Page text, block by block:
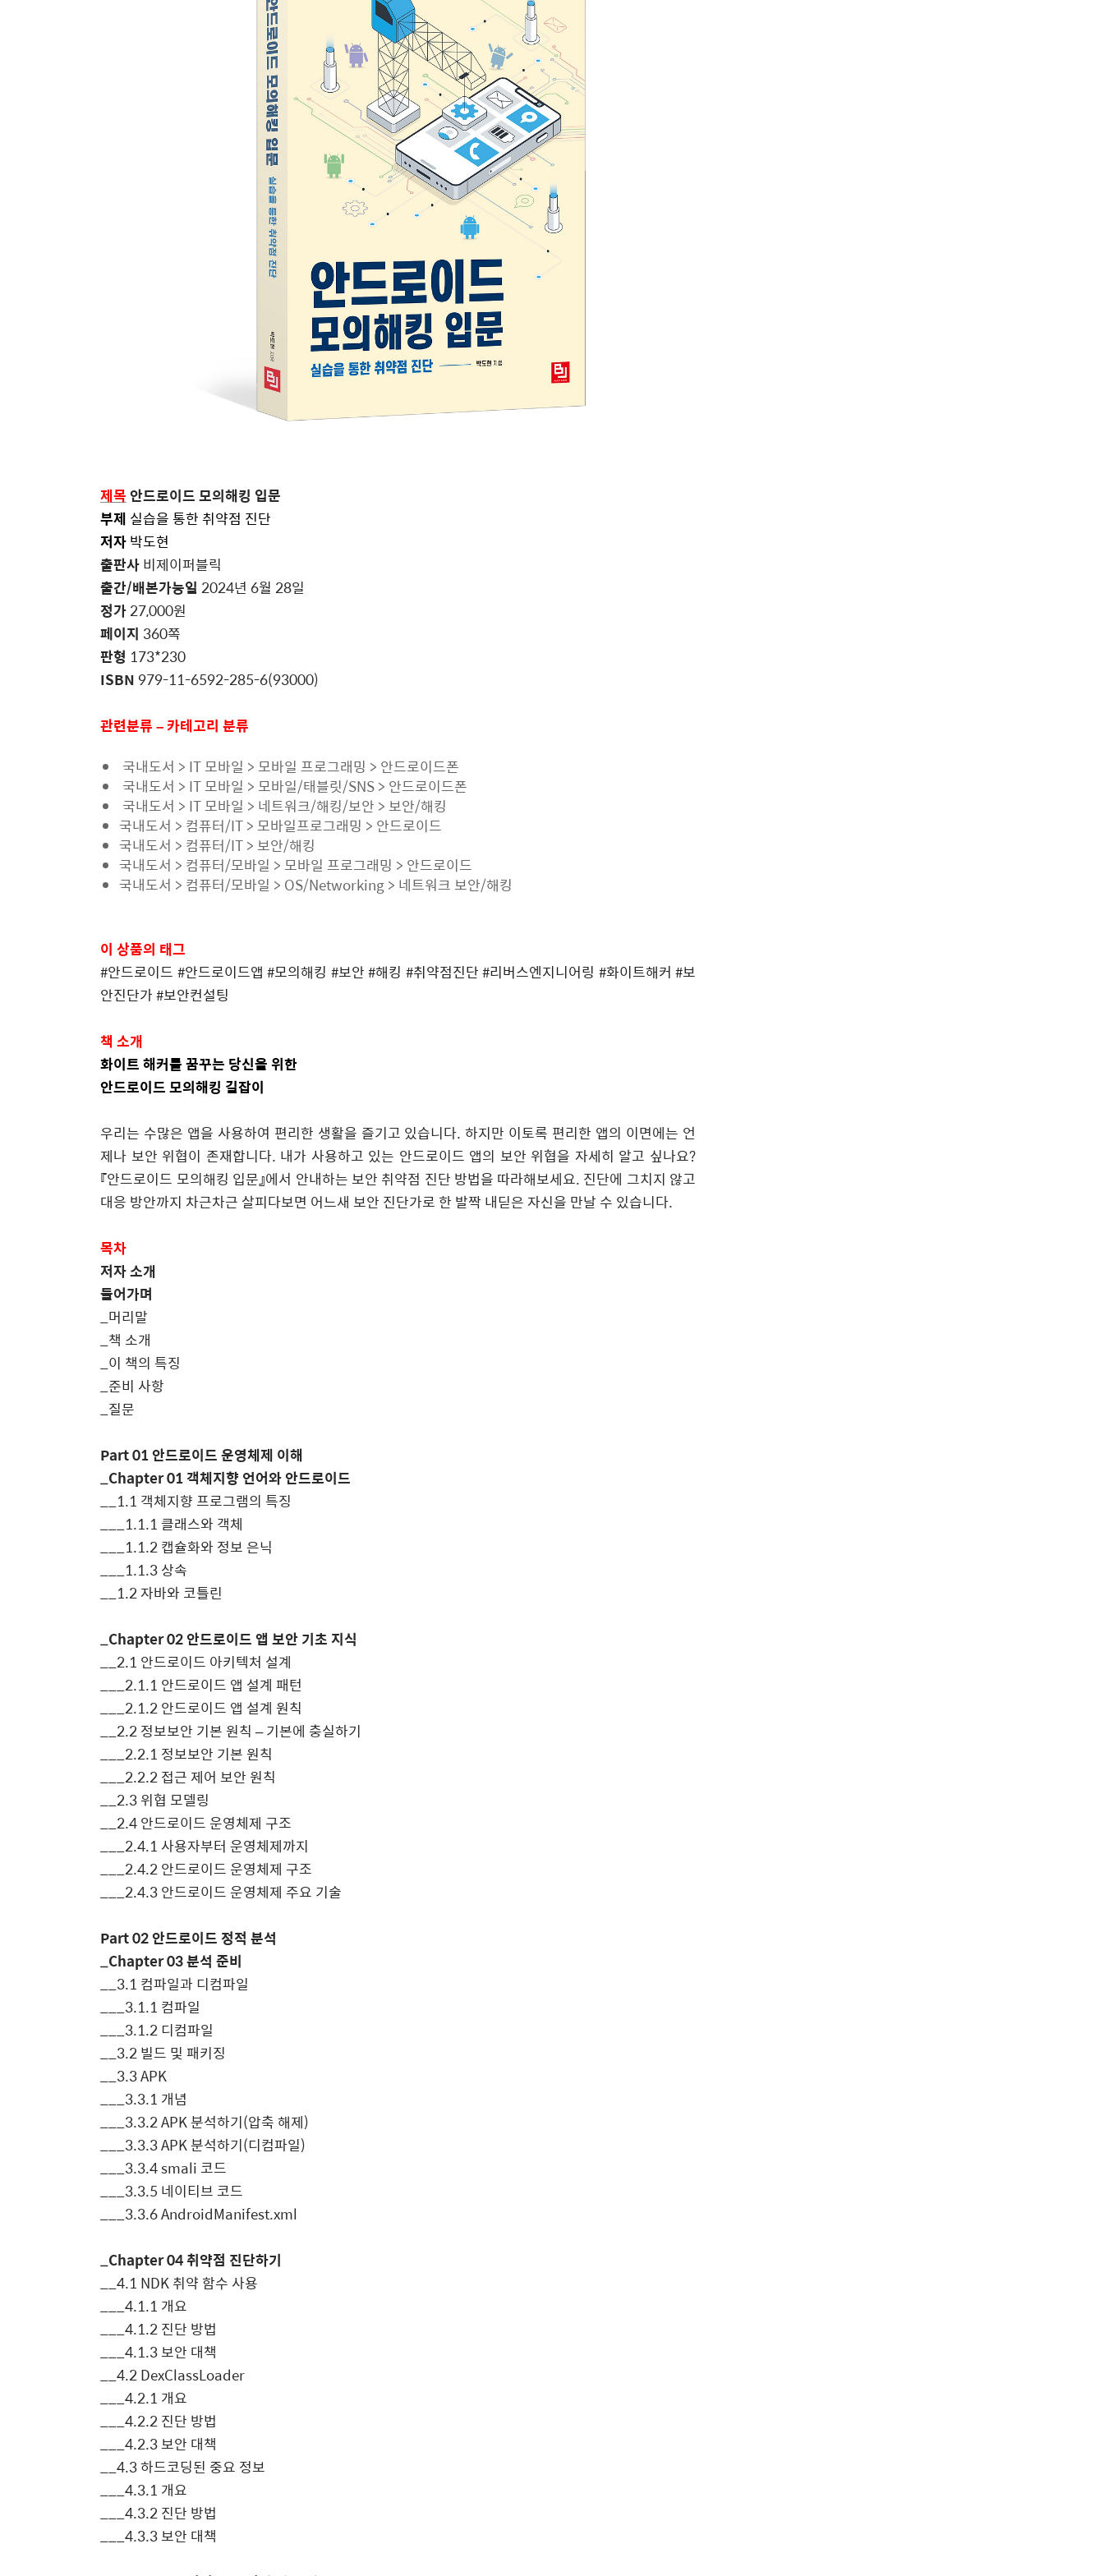
제목 안드로이드 모의해킹 입문
부제 실습을 통한 취약점 진단
저자박도현
출판사비제이퍼블릭
출간/배본가능일 2024년 6월 28일
정가27,000원
페이지 360쪽
판형 173*230
ISBN 979-11-6592-285-6(93000)
관련분류–카테고리 분류
국내도서 > IT모바일 > 모바일 프로그래밍 > 안드로이드폰
국내도서 > IT모바일 > 모바일/태블릿/SNS> 안드로이드폰
국내도서 > IT모바일 > 네트워크/해킹/보안 > 보안/해킹
국내도서 > 컴퓨터/IT > 모바일프로그래밍 > 안드로이드
국내도서 > 컴퓨터/IT > 보안/해킹
국내도서 > 컴퓨터/모바일 > 모바일 프로그래밍 > 안드로이드
국내도서 > 컴퓨터/모바일 > OS/Networking > 네트워크 보안/해킹
이 상품의 태그
#안드로이드 #안드로이드앱 #모의해킹 #보안#해킹 #취약점진단#리버스엔지니어링 #화이트해커 #보
안진단가#보안컨설팅
책 소개
화이트 해커를 꿈꾸는 당신을 위한
안드로이드 모의해킹 길잡이
우리는 수많은 앱을 사용하여 편리한 생활을 즐기고 있습니다.하지만 이토록 편리한 앱의 이면에는 언
제나 보안 위협이 존재합니다. 내가 사용하고 있는 안드로이드 앱의 보안 위협을 자세히 알고 싶나요?
『안드로이드 모의해킹 입문』에서 안내하는 보안 취약점 진단 방법을 따라해보세요. 진단에 그치지 않고
대응 방안까지 차근차근 살피다보면 어느새 보안 진단가로 한 발짝 내딛은 자신을 만날 수 있습니다.
목차
저자 소개
들어가며
_머리말
_책 소개
_이 책의 특징
_준비 사항
_질문
Part 01안드로이드 운영체제 이해
_Chapter 01객체지향 언어와 안드로이드
__1.1 객체지향 프로그램의 특징
___1.1.1 클래스와 객체
___1.1.2캡슐화와 정보 은닉
___1.1.3상속
__1.2자바와 코틀린
_Chapter 02안드로이드 앱 보안 기초 지식
__2.1 안드로이드 아키텍처 설계
___2.1.1 안드로이드 앱 설계 패턴
___2.1.2안드로이드 앱 설계 원칙
__2.2정보보안 기본 원칙 –기본에 충실하기
___2.2.1 정보보안 기본 원칙
___2.2.2접근 제어 보안 원칙
__2.3위협 모델링
__2.4안드로이드 운영체제 구조
___2.4.1 사용자부터 운영체제까지
___2.4.2안드로이드 운영체제 구조
___2.4.3안드로이드 운영체제 주요 기술
Part 02안드로이드 정적 분석
_Chapter 03분석 준비
__3.1 컴파일과 디컴파일
___3.1.1 컴파일
___3.1.2디컴파일
__3.2빌드 및 패키징
__3.3 APK
___3.3.1 개념
___3.3.2 APK분석하기(압축 해제)
___3.3.3 APK분석하기(디컴파일)
___3.3.4 smali 코드
___3.3.5 네이티브 코드
___3.3.6 AndroidManifest.xml
_Chapter 04취약점 진단하기
__4.1 NDK취약 함수 사용
___4.1.1 개요
___4.1.2진단 방법
___4.1.3보안 대책
__4.2 DexClassLoader
___4.2.1 개요
___4.2.2진단 방법
___4.2.3보안 대책
__4.3하드코딩된 중요 정보
___4.3.1 개요
___4.3.2진단 방법
___4.3.3보안 대책